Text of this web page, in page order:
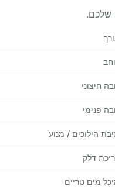
שלכם.
חיצוני
פנימי
הילוכים / מנוע
דלק
מים טריים